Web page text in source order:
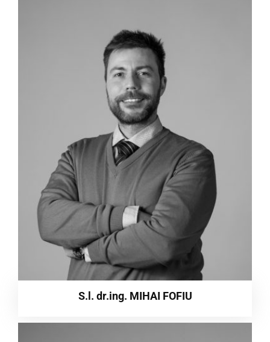
S.l. dr.ing. MIHAI FOFIU